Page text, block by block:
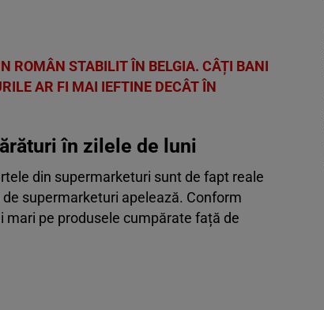
ROMÂN STABILIT ÎN BELGIA. CÂȚI BANI
AR FI MAI IEFTINE DECÂT ÎN
în zilele de luni
din supermarketuri sunt de fapt reale
supermarketuri apelează. Conform
pe produsele cumpărate față de